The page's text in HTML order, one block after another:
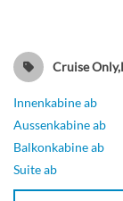
Cruise
Innenkabine ab
Aussenkabine ab
Balkonkabine ab
Suite ab